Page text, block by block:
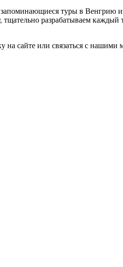
туры в Венгрию
разрабатываем
на сайте или связаться с